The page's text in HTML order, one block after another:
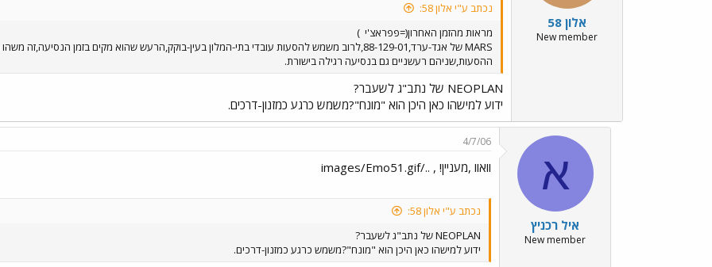
אלון 58
New member
נכתב ע"י אלון 58:
מראות מהזמן האחרון(=פפראצ'י )
ההסעות,שניהם רעשניים גם בנסיעה רגילה בישורת.
NEOPLAN של נתב"ג לשעבר?
ידוע למישהו כאן היכן הוא "מונח"?משמש כרגע כמזנון-דרכים.
א
איל רכניץ
New member
4/7/06
וואוו ,מעניין! , ../images/Emo51.gif
נכתב ע"י אלון 58:
NEOPLAN של נתב"ג לשעבר?
ידוע למישהו כאן היכן הוא "מונח"?משמש כרגע כמזנון-דרכים.